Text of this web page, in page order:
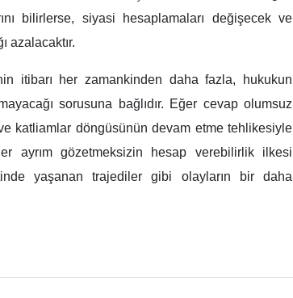
bilirlerse, siyasi hesaplamaları değişecek ve
azalacaktır.
itibarı her zamankinden daha fazla, hukukun
sorusuna bağlıdır. Eğer cevap olumsuz
katliamlar döngüsünün devam etme tehlikesiyle
ayrım gözetmeksizin hesap verebilirlik ilkesi
yaşanan trajediler gibi olayların bir daha